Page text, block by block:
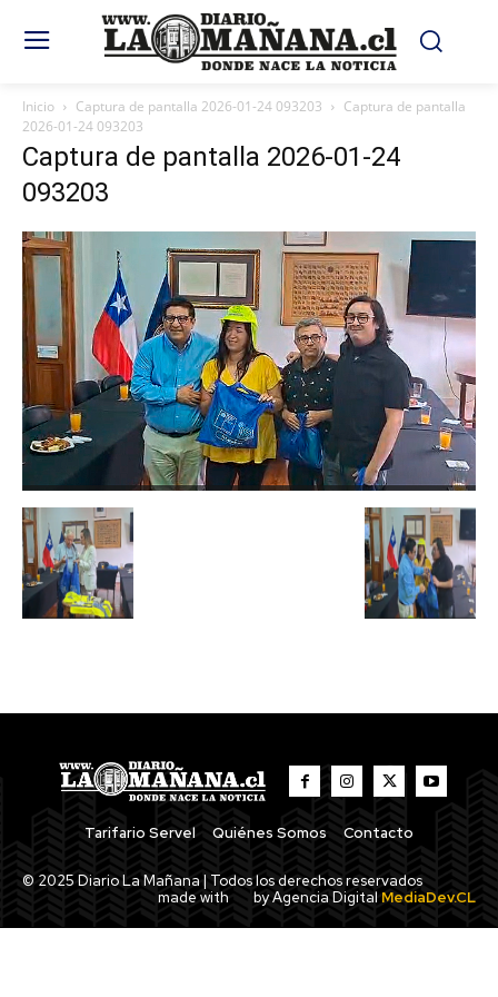
Inicio Captura de pantalla 2026-01-24 093203
Captura de pantalla
2026-01-24 093203
Captura de pantalla 2026-01-24
093203
Tarifario Servel Quiénes Somos Contacto
© 2025 Diario La Mañana | Todos los derechos reservados
made with
by Agencia Digital MediaDev.CL